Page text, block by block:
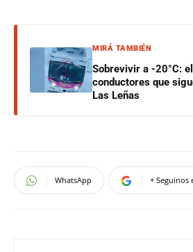
MIRÁ TAMBIÉN
Sobrevivir a -20°C:
conductores que
Las Leñas
WhatsApp + Seguinos